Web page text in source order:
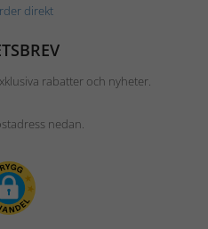
direkt
rabatter och nyheter.
nedan.